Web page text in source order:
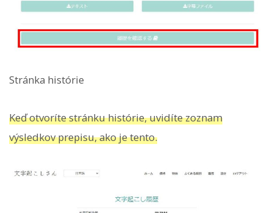
Stránka histórie
Keď otvoríte stránku histórie, uvidíte zoznam
výsledkov prepisu, ako je tento.